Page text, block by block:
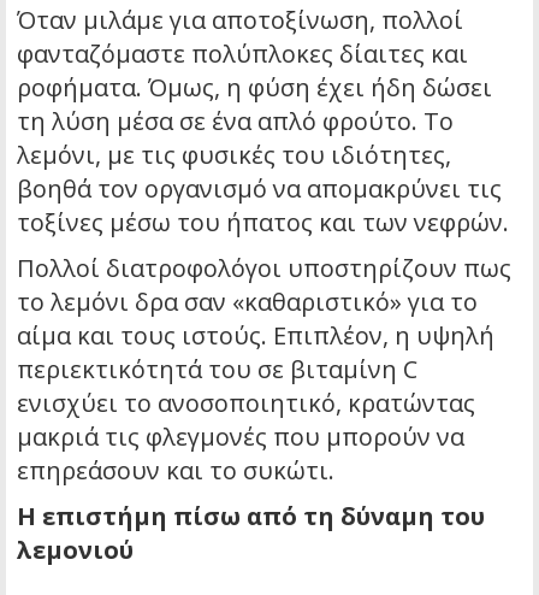
Όταν μιλάμε για αποτοξίνωση, πολλοί
φανταζόμαστε πολύπλοκες δίαιτες και
ροφήματα. Όμως, η φύση έχει ήδη δώσει
τη λύση μέσα σε ένα απλό φρούτο. Το
λεμόνι, με τις φυσικές του ιδιότητες,
βοηθά τον οργανισμό να απομακρύνει τις
τοξίνες μέσω του ήπατος και των νεφρών.
Πολλοί διατροφολόγοι υποστηρίζουν πως
το λεμόνι δρα σαν «καθαριστικό» για το
αίμα και τους ιστούς. Επιπλέον, η υψηλή
περιεκτικότητά του σε βιταμίνη C
ενισχύει το ανοσοποιητικό, κρατώντας
μακριά τις φλεγμονές που μπορούν να
επηρεάσουν και το συκώτι.
Η επιστήμη πίσω από τη δύναμη του
λεμονιού